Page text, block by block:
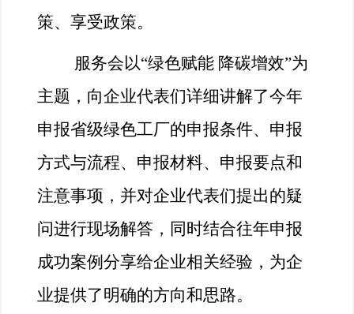
策、享受政策。
服务会以“绿色赋能 降碳增效”为
主题，向企业代表们详细讲解了今年
申报省级绿色工厂的申报条件、申报
方式与流程、申报材料、申报要点和
注意事项，并对企业代表们提出的疑
问进行现场解答，同时结合往年申报
成功案例分享给企业相关经验，为企
业提供了明确的方向和思路。